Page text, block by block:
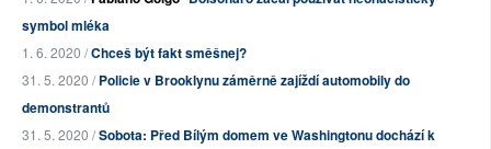
symbol mléka
1. 6. 2020 /Chceš být fakt směšnej?
31. 5. 2020 /Policie v Brooklynu záměrně zajíždí automobily do
demonstrantů
31. 5. 2020 /Sobota: Před Bílým domem ve Washingtonu dochází k